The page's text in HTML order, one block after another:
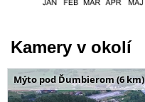
Kamery v okolí
Mýto pod Ďumbierom (6 km)